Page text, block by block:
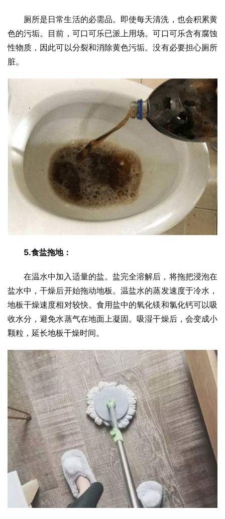
厕所是日常生活的必需品。即使每天清洗，也会积累黄
色的污垢。目前，可口可乐已派上用场。可口可乐含有腐蚀
性物质，因此可以分裂和消除黄色污垢。没有必要担心厕所
脏。
5.食盐拖地：
在温水中加入适量的盐。盐完全溶解后，将拖把浸泡在
盐水中，干燥后开始拖动地板。温盐水的蒸发速度于冷水，
地板干燥速度相对较快。食用盐中的氧化镁和氯化钙可以吸
收水分，避免水蒸气在地面上凝固。吸湿干燥后，会变成小
颗粒，延长地板干燥时间。